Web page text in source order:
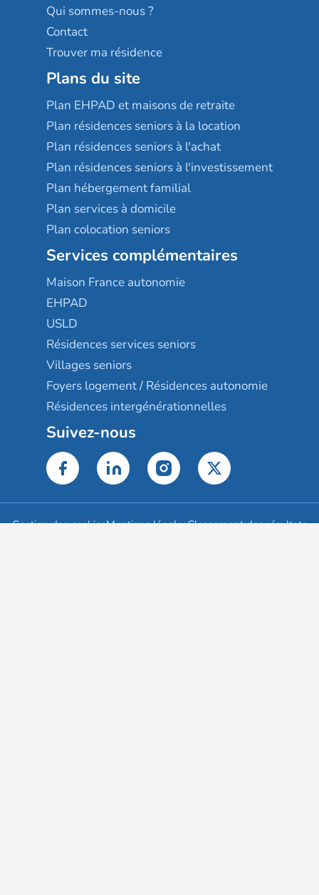
Qui sommes-nous ?
Contact
Trouver ma résidence
Plans du site
Plan EHPAD et maisons de retraite
Plan résidences seniors à la location
Plan résidences seniors à l'achat
Plan résidences seniors à l'investissement
Plan hébergement familial
Plan services à domicile
Plan colocation seniors
Services complémentaires
Maison France autonomie
EHPAD
USLD
Résidences services seniors
Villages seniors
Foyers logement / Résidences autonomie
Résidences intergénérationnelles
Suivez-nous
Gestion des cookiesMentions légalesClassement des résultats